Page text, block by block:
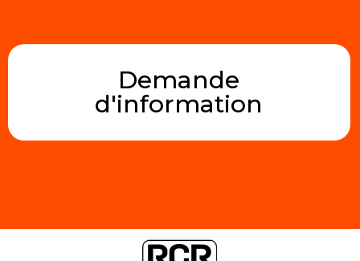
Demande
d'information